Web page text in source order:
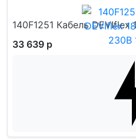
140F1251 Кабель
33 639 р